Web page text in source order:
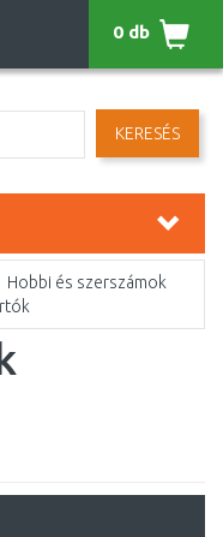
KERESÉS
0 db
Hobbi és szerszámok